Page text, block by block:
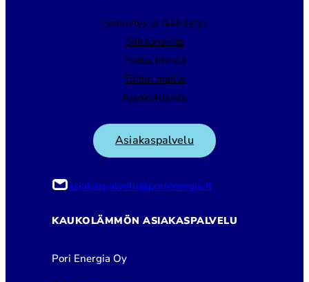
Lämmitys ja Jäähdytys
Sähkönsiirto
Tietoa Meistä
Töihin meille
Ajankohtaista
Asiakaspalvelu
asiakaspalvelu@porienergia.fi
KAUKOLÄMMÖN ASIAKASPALVELU
Pori Energia Oy